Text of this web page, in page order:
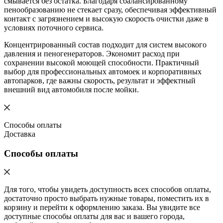
пенообразованию не стекает сразу, обеспечивая эффективный
контакт с загрязнением и высокую скорость очистки даже в
условиях поточного сервиса.
Концентрированный состав подходит для систем высокого
давления и пеногенераторов. Экономит расход при
сохранении высокой моющей способности. Практичный
выбор для профессиональных автомоек и корпоративных
автопарков, где важны скорость, результат и эффектный
внешний вид автомобиля после мойки.
Способы оплаты
Доставка
Способы оплаты
Для того, чтобы увидеть доступность всех способов оплаты,
достаточно просто выбрать нужные товары, поместить их в
корзину и перейти к оформлению заказа. Вы увидите все
доступные способы оплаты для вас и вашего города,